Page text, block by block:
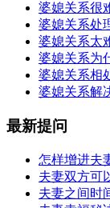
婆媳关系很
婆媳关系处
婆媳关系太
婆媳关系为
婆媳关系相
婆媳关系解
最新提问
怎样增进夫
夫妻双方可
夫妻之间时